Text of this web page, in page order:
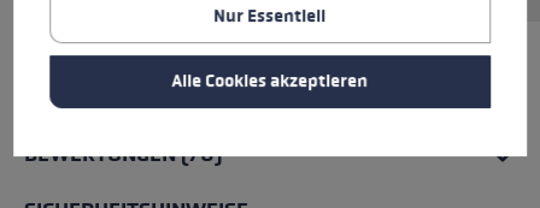
ALLE EIGENSCHAFTEN
BEWERTUNGEN (70)
Nur Essentiell
Alle Cookies akzeptieren